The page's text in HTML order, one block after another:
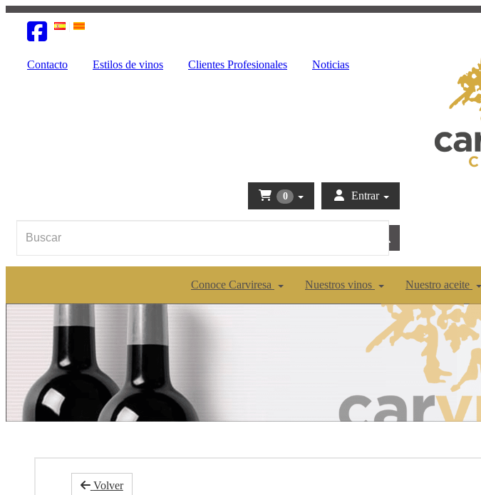
Contacto Estilos de vinos Clientes Profesionales Noticias
0 Entrar
Conoce Carviresa Nuestros vinos Nuestro aceite
Volver